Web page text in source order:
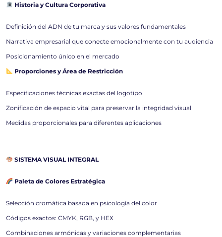
Historia y Cultura Corporativa
Definición del ADN de tu marca y sus valores fundamentales
Narrativa empresarial que conecte emocionalmente con tu audiencia
Posicionamiento único en el mercado
Proporciones y Área de Restricción
Especificaciones técnicas exactas del logotipo
Zonificación de espacio vital para preservar la integridad visual
Medidas proporcionales para diferentes aplicaciones
SISTEMA VISUAL INTEGRAL
Paleta de Colores Estratégica
Selección cromática basada en psicología del color
Códigos exactos: CMYK, RGB, y HEX
Combinaciones armónicas y variaciones complementarias